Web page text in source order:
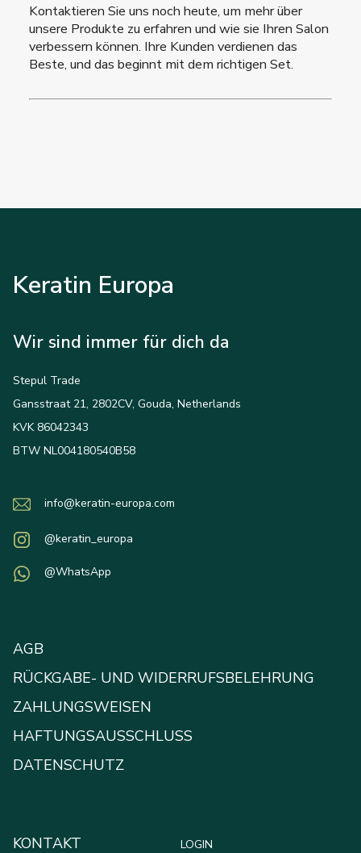
Kontaktieren Sie uns noch heute, um mehr über
unsere Produkte zu erfahren und wie sie Ihren Salon
verbessern können. Ihre Kunden verdienen das
Beste, und das beginnt mit dem richtigen Set.
Keratin Europa
Wir sind immer für dich da
Stepul Trade
Gansstraat 21, 2802CV, Gouda, Netherlands
KVK 86042343
BTW NL004180540B58
info@keratin-europa.com
@keratin_europa
@WhatsApp
AGB
RÜCKGABE- UND WIDERRUFSBELEHRUNG
ZAHLUNGSWEISEN
HAFTUNGSAUSSCHLUSS
DATENSCHUTZ
KONTAKT LOGIN